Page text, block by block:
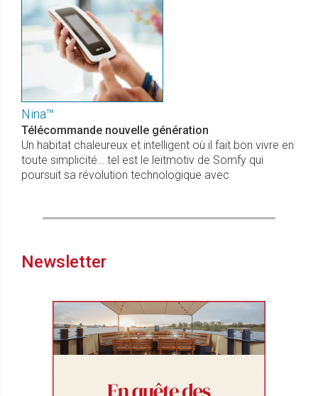
Nina™
Télécommande nouvelle génération
Un habitat chaleureux et intelligent où il fait bon vivre en
toute simplicité… tel est le leitmotiv de Somfy qui
poursuit sa révolution technologique avec
Newsletter